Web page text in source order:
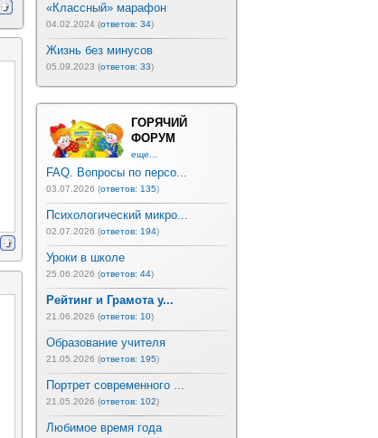
«Классный» марафон
04.02.2024 (ответов: 34)
Жизнь без минусов
05.09.2023 (ответов: 33)
ГОРЯЧИЙ
ФОРУМ
еще...
FAQ. Вопросы по персо...
03.07.2026 (ответов: 135)
Психологический микро...
02.07.2026 (ответов: 194)
Уроки в школе
25.06.2026 (ответов: 44)
Рейтинг и Грамота у...
21.06.2026 (ответов: 10)
Образование учителя
21.05.2026 (ответов: 195)
Портрет современного ...
21.05.2026 (ответов: 102)
Любимое время года